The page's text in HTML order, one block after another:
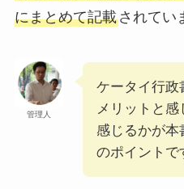
にまとめて記載されてい
管理人
ケータイ行政
メリットと感
感じるかが本
のポイントで